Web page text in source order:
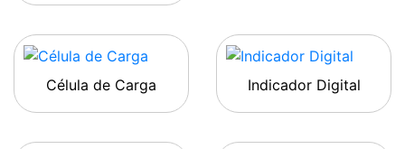
Célula de Carga Indicador Digital